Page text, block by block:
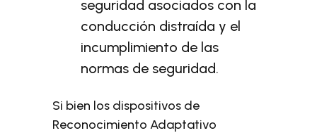
seguridad asociados con la
conducción distraída y el
incumplimiento de las
normas de seguridad.
Si bien los dispositivos de
Reconocimiento Adaptativo